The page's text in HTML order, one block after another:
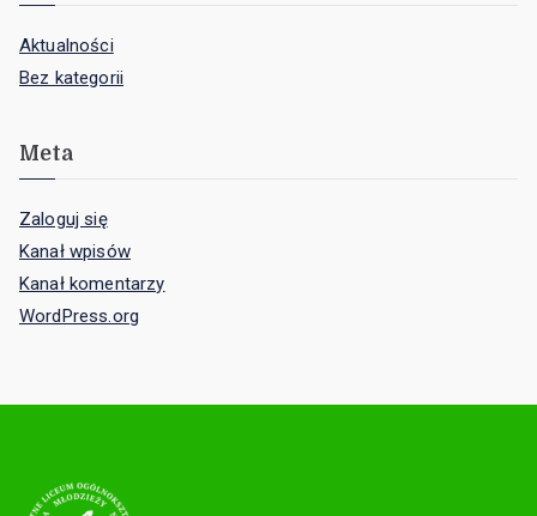
Aktualności
Bez kategorii
Meta
Zaloguj się
Kanał wpisów
Kanał komentarzy
WordPress.org